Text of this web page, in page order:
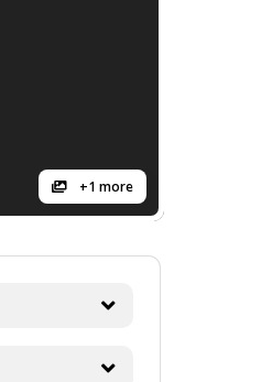
+1 more